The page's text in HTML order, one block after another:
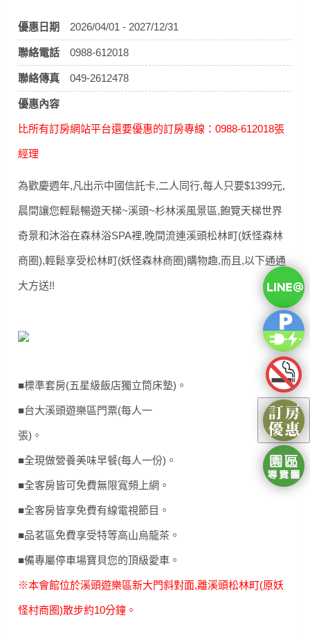
優惠日期 2026/04/01 - 2027/12/31
聯絡電話 0988-612018
聯絡傳真 049-2612478
優惠內容
比所有訂房網站平台還要優惠的訂房專線：0988-612018張
經理
為歡慶週年,凡出示中國信託卡,二人同行,每人只要$1399元,
晨間讓您輕鬆暢遊天梯~溪頭~杉林溪風景區,飽覽天梯世界
奇景和沐浴在森林浴SPA裡,晚間流連溪頭松林町(妖怪森林
商圈),輕鬆享受松林町(妖怪森林商圈)購物趣,而且,以下通通
大方送!!
■標準套房(五星級飯店獨立筒床墊)。
■台大溪頭遊樂區門票(每人一
張)。
■全現做營養美味早餐(每人一份)。
■全客房皆可免費無限寬頻上網。
■全客房皆享免費有線電視節目。
■品茗區免費享受特等高山烏龍茶。
■備專屬停車場寶貝您的頂級愛車。
※本會館位於溪頭遊樂區新大門斜對面,離溪頭松林町(原妖
怪村商圈)散步約10分鐘。